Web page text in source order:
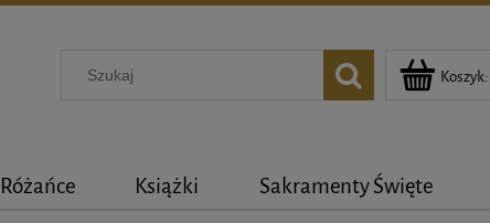
Koszyk:
Różańce Książki Sakramenty Święte